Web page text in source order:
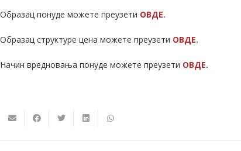
Образац понуде можете преузети ОВДЕ.
Образац структуре цена можете преузети ОВДЕ.
Начин вредновања понуде можете преузети ОВДЕ.